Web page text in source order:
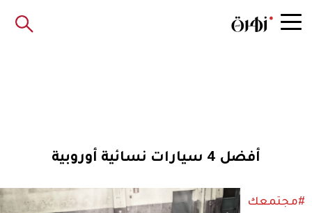
أفضل 4 سيارات نسائية أوروبية
#مجتمعك